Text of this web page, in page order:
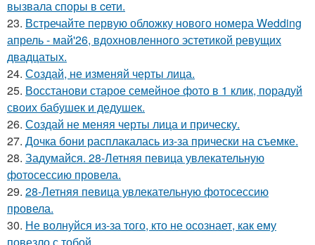
вызвала споры в cети.
23. Встречайте первую обложку нового номера Wedding
апрель - май'26, вдохновленного эстетикой ревущих
двадцатых.
24. Создай, не изменяй черты лица.
25. Восстанови старое семейное фото в 1 клик, порадуй
своих бабушек и дедушек.
26. Создай не меняя черты лица и прическу.
27. Дочка бони расплакалась из-за прически на съемке.
28. Задумайся. 28-Летняя певица увлекательную
фотосессию провела.
29. 28-Летняя певица увлекательную фотосессию
провела.
30. Не волнуйся из-за того, кто не осознает, как ему